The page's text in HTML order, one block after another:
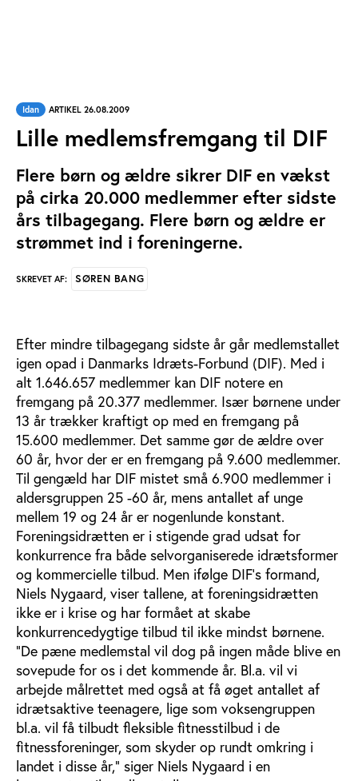
Idan ARTIKEL 26.08.2009
Lille medlemsfremgang til DIF
Flere børn og ældre sikrer DIF en vækst
på cirka 20.000 medlemmer efter sidste
års tilbagegang. Flere børn og ældre er
strømmet ind i foreningerne.
SKREVET AF: SØREN BANG
Efter mindre tilbagegang sidste år går medlemstallet
igen opad i Danmarks Idræts-Forbund (DIF). Med i
alt 1.646.657 medlemmer kan DIF notere en
fremgang på 20.377 medlemmer. Især børnene under
13 år trækker kraftigt op med en fremgang på
15.600 medlemmer. Det samme gør de ældre over
60 år, hvor der er en fremgang på 9.600 medlemmer.
Til gengæld har DIF mistet små 6.900 medlemmer i
aldersgruppen 25 -60 år, mens antallet af unge
mellem 19 og 24 år er nogenlunde konstant.
Foreningsidrætten er i stigende grad udsat for
konkurrence fra både selvorganiserede idrætsformer
og kommercielle tilbud. Men ifølge DIF's formand,
Niels Nygaard, viser tallene, at foreningsidrætten
ikke er i krise og har formået at skabe
konkurrencedygtige tilbud til ikke mindst børnene.
"De pæne medlemstal vil dog på ingen måde blive en
sovepude for os i det kommende år. Bl.a. vil vi
arbejde målrettet med også at få øget antallet af
idrætsaktive teenagere, lige som voksengruppen
bl.a. vil få tilbudt fleksible fitnesstilbud i de
fitnessforeninger, som skyder op rundt omkring i
landet i disse år," siger Niels Nygaard i en